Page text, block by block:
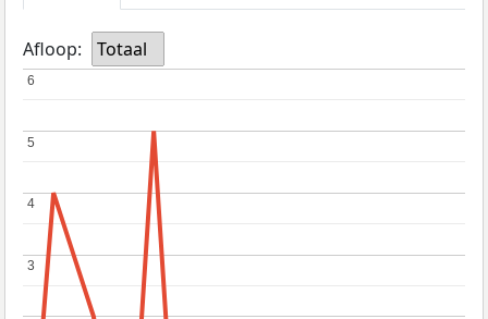
Afloop: Totaal
3
3
4
4
5
5
6
6